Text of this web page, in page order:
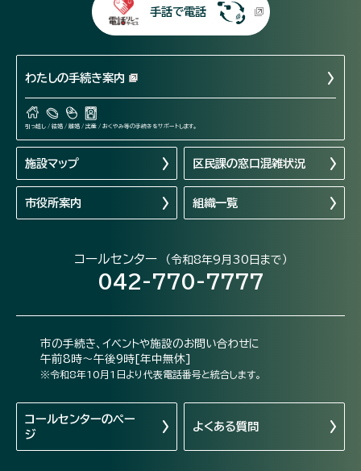
手話で電話
わたしの手続き案内
引っ越し / 結婚 / 離婚 / 出産 / おくやみ等の手続きをサポートします。
施設マップ 区民課の窓口混雑状況
市役所案内 組織一覧
コールセンター （令和8年9月30日まで）
042-770-7777
市の手続き、イベントや施設のお問い合わせに
午前8時～午後9時[年中無休]
※令和8年10月1日より代表電話番号と統合します。
コールセンターのペー
ジ
よくある質問